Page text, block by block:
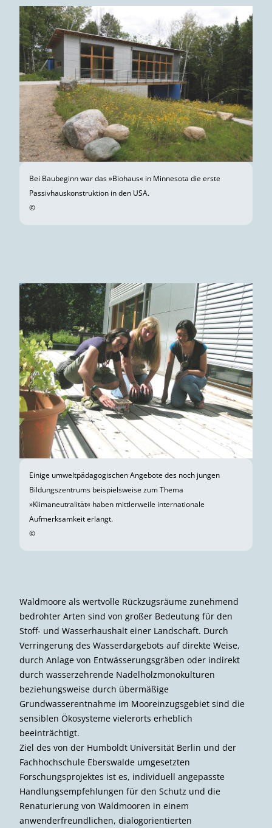
Bei Baubeginn war das »Biohaus« in Minnesota die erste
Passivhauskonstruktion in den USA.
©
Einige umweltpädagogischen Angebote des noch jungen
Bildungszentrums beispielsweise zum Thema
»Klimaneutralität« haben mittlerweile internationale
Aufmerksamkeit erlangt.
©
Waldmoore als wertvolle Rückzugsräume zunehmend
bedrohter Arten sind von großer Bedeutung für den
Stoff- und Wasserhaushalt einer Landschaft. Durch
Verringerung des Wasserdargebots auf direkte Weise,
durch Anlage von Entwässerungsgräben oder indirekt
durch wasserzehrende Nadelholzmonokulturen
beziehungsweise durch übermäßige
Grundwasserentnahme im Mooreinzugsgebiet sind die
sensiblen Ökosysteme vielerorts erheblich
beeinträchtigt.
Ziel des von der Humboldt Universität Berlin und der
Fachhochschule Eberswalde umgesetzten
Forschungsprojektes ist es, individuell angepasste
Handlungsempfehlungen für den Schutz und die
Renaturierung von Waldmooren in einem
anwenderfreundlichen, dialogorientierten